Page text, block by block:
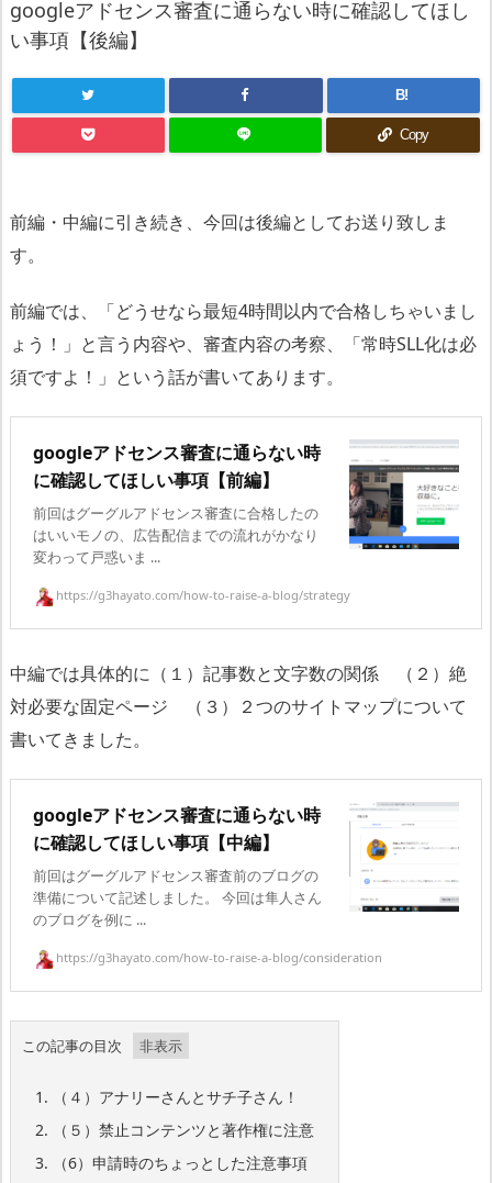
googleアドセンス審査に通らない時に確認してほし
い事項【後編】
B!
Copy
前編・中編に引き続き、今回は後編としてお送り致しま
す。
前編では、「どうせなら最短4時間以内で合格しちゃいまし
ょう！」と言う内容や、審査内容の考察、「常時SLL化は必
須ですよ！」という話が書いてあります。
googleアドセンス審査に通らない時
に確認してほしい事項【前編】
前回はグーグルアドセンス審査に合格したの
はいいモノの、広告配信までの流れがかなり
変わって戸惑いま ...
https://g3hayato.com/how-to-raise-a-blog/strategy
中編では具体的に（１）記事数と文字数の関係 （２）絶
対必要な固定ページ （３）２つのサイトマップについて
書いてきました。
googleアドセンス審査に通らない時
に確認してほしい事項【中編】
前回はグーグルアドセンス審査前のブログの
準備について記述しました。 今回は隼人さん
のブログを例に ...
https://g3hayato.com/how-to-raise-a-blog/consideration
この記事の目次
1. （４）アナリーさんとサチ子さん！
2. （５）禁止コンテンツと著作権に注意
3. （6）申請時のちょっとした注意事項